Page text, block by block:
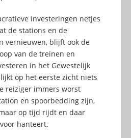
investeringen netjes
de stations en de
vernieuwen, blijft ook de
van de treinen en
in het Gewestelijk
lijkt op het eerste zicht niets
reiziger immers worst
en spoorbedding zijn,
op tijd rijdt en daar
hanteert.